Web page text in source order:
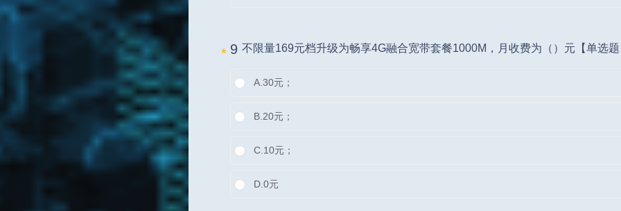
* 9 不限量169元档升级为畅享4G融合宽带套餐1000M，月收费为（）元【单选
A.30元；
B.20元；
C.10元；
D.0元